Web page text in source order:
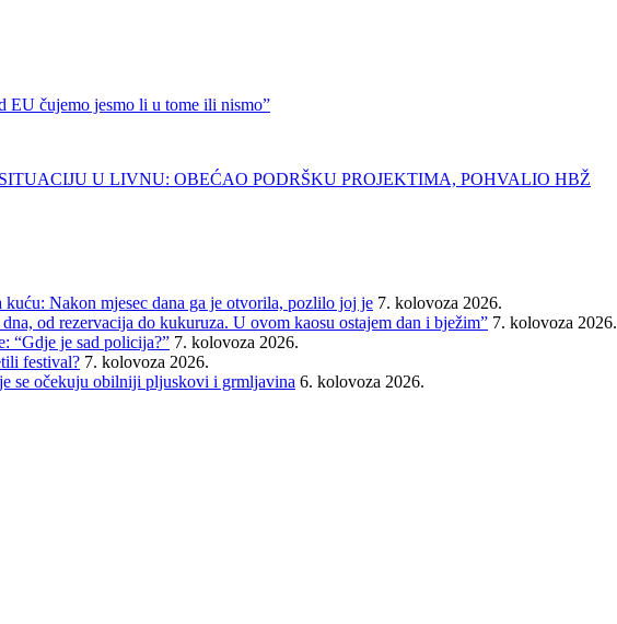
čujemo jesmo li u tome ili nismo”
U LIVNU: OBEĆAO PODRŠKU PROJEKTIMA, POHVALIO HBŽ
Nakon mjesec dana ga je otvorila, pozlilo joj je 7. kolovoza 2026.
od rezervacija do kukuruza. U ovom kaosu ostajem dan i bježim” 7. kolovoza 2026.
“Gdje je sad policija?” 7. kolovoza 2026.
festival? 7. kolovoza 2026.
se očekuju obilniji pljuskovi i grmljavina 6. kolovoza 2026.